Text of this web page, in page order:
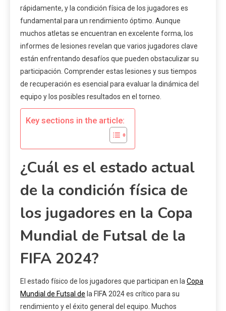
rápidamente, y la condición física de los jugadores es
fundamental para un rendimiento óptimo. Aunque
muchos atletas se encuentran en excelente forma, los
informes de lesiones revelan que varios jugadores clave
están enfrentando desafíos que pueden obstaculizar su
participación. Comprender estas lesiones y sus tiempos
de recuperación es esencial para evaluar la dinámica del
equipo y los posibles resultados en el torneo.
Key sections in the article:
¿Cuál es el estado actual
de la condición física de
los jugadores en la Copa
Mundial de Futsal de la
FIFA 2024?
El estado físico de los jugadores que participan en la Copa
Mundial de Futsal de la FIFA 2024 es crítico para su
rendimiento y el éxito general del equipo. Muchos